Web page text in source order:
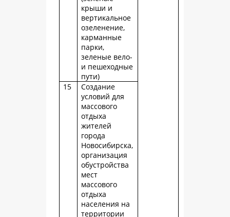
крыши и
вертикальное
озеленение,
карманные
парки,
зеленые вело-
и пешеходные
пути)
15
Создание
условий для
массового
отдыха
жителей
города
Новосибирска,
организация
обустройства
мест
массового
отдыха
населения на
территории